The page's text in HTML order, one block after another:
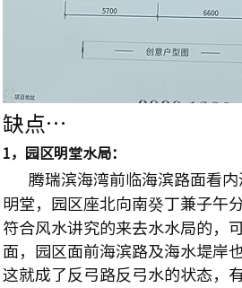
缺点…
1，园区明堂水局：
腾瑞滨海湾前临海滨路面看
明堂，园区座北向南癸丁兼子午
符合风水讲究的来去水水局的，
面，园区面前海滨路及海水堤岸
这就成了反弓路反弓水的状态，